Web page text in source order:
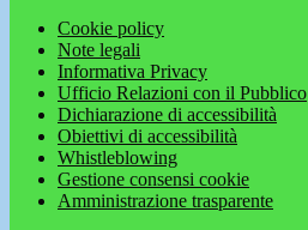
Cookie policy
Note legali
Informativa Privacy
Ufficio Relazioni con il Pubblico
Dichiarazione di accessibilità
Obiettivi di accessibilità
Whistleblowing
Gestione consensi cookie
Amministrazione trasparente